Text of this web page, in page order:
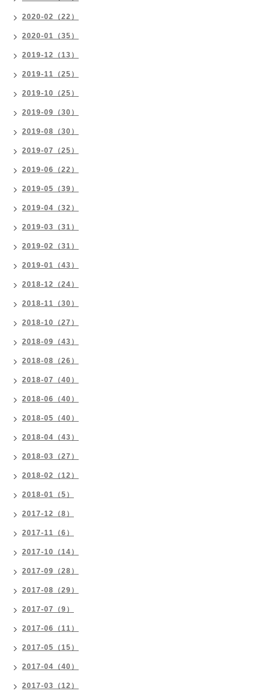
2020-02（22）
2020-01（35）
2019-12（13）
2019-11（25）
2019-10（25）
2019-09（30）
2019-08（30）
2019-07（25）
2019-06（22）
2019-05（39）
2019-04（32）
2019-03（31）
2019-02（31）
2019-01（43）
2018-12（24）
2018-11（30）
2018-10（27）
2018-09（43）
2018-08（26）
2018-07（40）
2018-06（40）
2018-05（40）
2018-04（43）
2018-03（27）
2018-02（12）
2018-01（5）
2017-12（8）
2017-11（6）
2017-10（14）
2017-09（28）
2017-08（29）
2017-07（9）
2017-06（11）
2017-05（15）
2017-04（40）
2017-03（12）